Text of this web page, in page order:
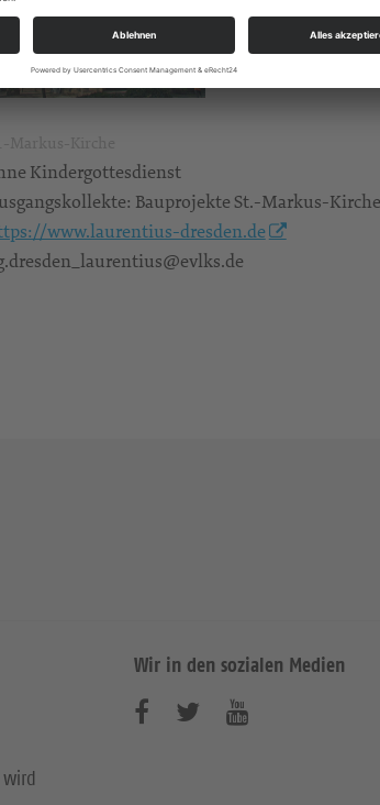
Kindergottesdienst
Bauprojekte St.-Markus-Kirche
www.laurentius-dresden.de
Wir in den sozialen Medien
B
B
B